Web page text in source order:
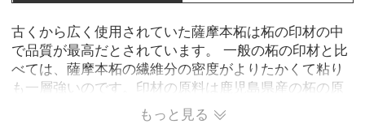
古くから広く使用されていた薩摩本柘は柘の印材の中
で品質が最高だとされています。 一般の柘の印材と比
べては、薩摩本柘の繊維分の密度がよりたかくて粘り
も一層強いのです。印材の原料は鹿児島県産の柘の原
木でないと[薩摩本柘]とは呼びません。木製の印材とし
もっと見る